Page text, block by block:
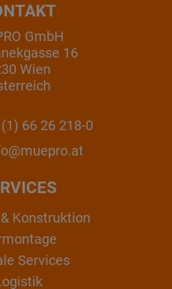
GmbH
16
Wien
66 26 218-0
Konstruktion
Services